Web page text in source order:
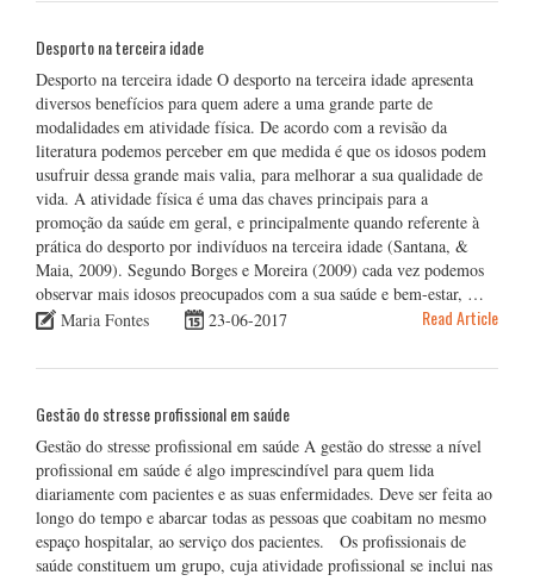
Desporto na terceira idade
Desporto na terceira idade O desporto na terceira idade apresenta
diversos benefícios para quem adere a uma grande parte de
modalidades em atividade física. De acordo com a revisão da
literatura podemos perceber em que medida é que os idosos podem
usufruir dessa grande mais valia, para melhorar a sua qualidade de
vida. A atividade física é uma das chaves principais para a
promoção da saúde em geral, e principalmente quando referente à
prática do desporto por indivíduos na terceira idade (Santana, &
Maia, 2009). Segundo Borges e Moreira (2009) cada vez podemos
observar mais idosos preocupados com a sua saúde e bem-estar, …
Maria Fontes
23-06-2017 Read Article
Gestão do stresse profissional em saúde
Gestão do stresse profissional em saúde A gestão do stresse a nível
profissional em saúde é algo imprescindível para quem lida
diariamente com pacientes e as suas enfermidades. Deve ser feita ao
longo do tempo e abarcar todas as pessoas que coabitam no mesmo
espaço hospitalar, ao serviço dos pacientes. Os profissionais de
saúde constituem um grupo, cuja atividade profissional se inclui nas